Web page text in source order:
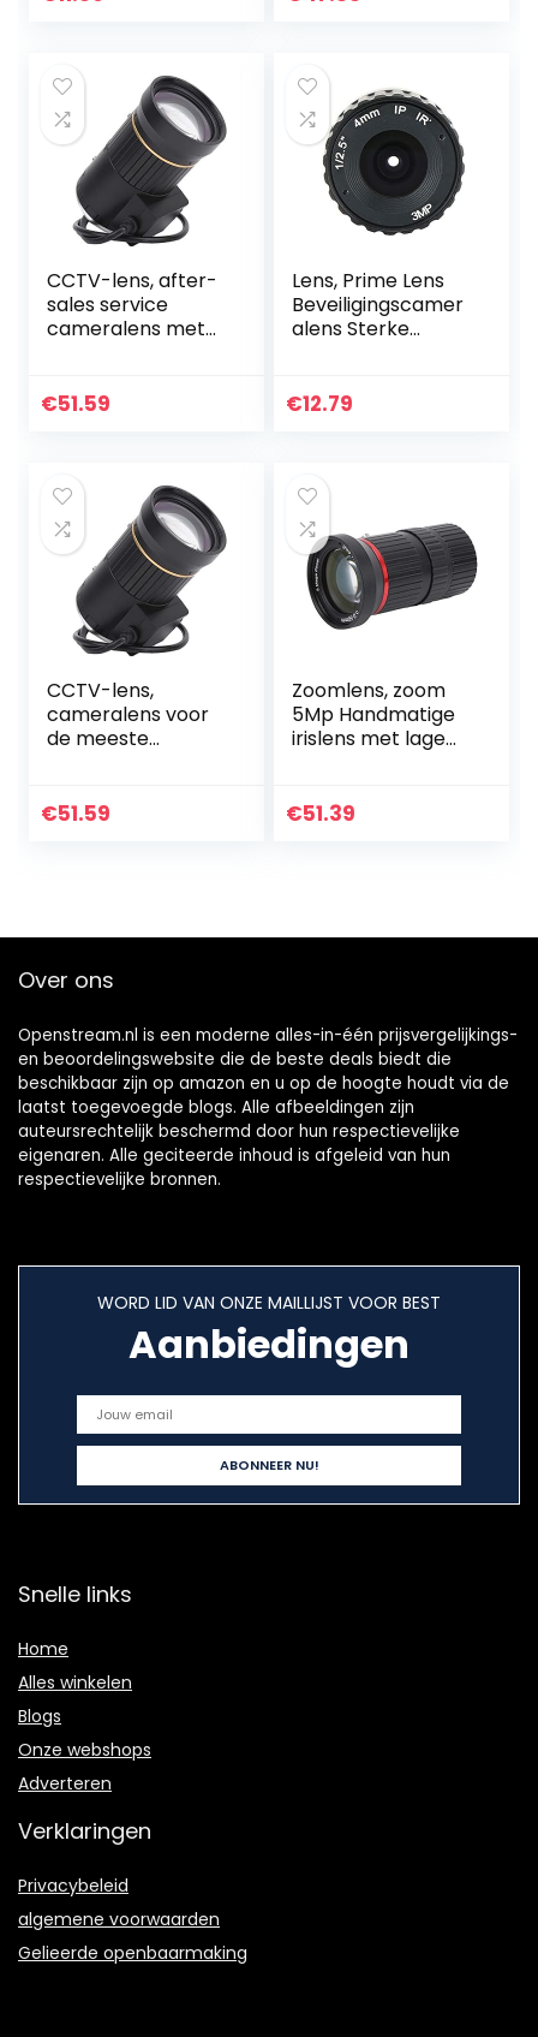
CCTV-lens, after-
sales service
cameralens met
en accessoires
€51.59
Lens, Prime Lens
Beveiligingscamer
alens Sterke
en reflecteren van
€12.79
CCTV-lens,
cameralens voor
de meeste
camera’s 3MP HD-
€51.59
Zoomlens, zoom
5Mp Handmatige
irislens met lage
beveiligingscamer
€51.39
Over ons
Openstream.nl is een moderne alles-in-één prijsvergelijkings-
en beoordelingswebsite die de beste deals biedt die
beschikbaar zijn op amazon en u op de hoogte houdt via de
laatst toegevoegde blogs. Alle afbeeldingen zijn
auteursrechtelijk beschermd door hun respectievelijke
eigenaren. Alle geciteerde inhoud is afgeleid van hun
respectievelijke bronnen.
WORD LID VAN ONZE MAILLIJST VOOR BEST
Aanbiedingen
Snelle links
Home
Alles winkelen
Blogs
Onze webshops
Adverteren
Verklaringen
Privacybeleid
algemene voorwaarden
Gelieerde openbaarmaking